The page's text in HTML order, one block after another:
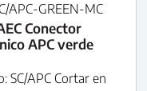
APC-GREEN-MC
Conector
APC verde
SC/APC Cortar en